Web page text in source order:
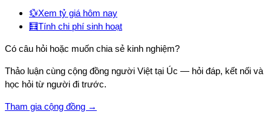
💱Xem tỷ giá hôm nay
🧮Tính chi phí sinh hoạt
Có câu hỏi hoặc muốn chia sẻ kinh nghiệm?
Thảo luận cùng cộng đồng người Việt tại Úc — hỏi đáp, kết nối và
học hỏi từ người đi trước.
Tham gia cộng đồng →